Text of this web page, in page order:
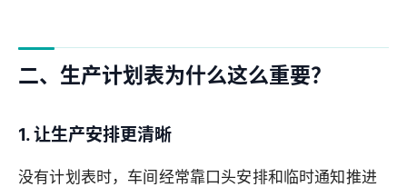
二、生产计划表为什么这么重要？
1. 让生产安排更清晰
没有计划表时，车间经常靠口头安排和临时通知推进